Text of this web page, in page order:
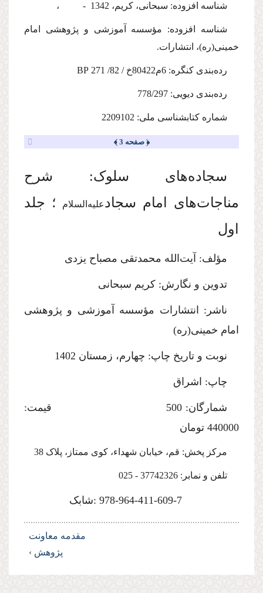
شناسه افزوده: سبحانی، کریم، 1342 - ،
شناسه افزوده: مؤسسه آموزشی و پژوهشی امام
خمینی(ره)، انتشارات.
رده‌بندی کنگره: 6م80422خ / 82/ 271 BP
رده‌بندی دیویی: 778/297
شماره کتابشناسی ملی: 2209102
﴿ صفحه 3 ﴾
سجاده‌های سلوک: شرح
مناجات‌های امام سجادعلیه‌السلام
؛ جلد
اول
مؤلف: آیت‌الله محمدتقی مصباح یزدی
تدوین و نگارش: کریم سبحانی
ناشر: انتشارات مؤسسه آموزشی و پژوهشی
امام خمینی(ره)
نوبت و تاریخ چاپ: چهارم، زمستان 1402
چاپ: اشراق
شمارگان: 500 قیمت:
440000 تومان
مرکز پخش: قم، خیابان شهداء، کوی ممتاز، پلاک 38
تلفن و نمابر: 37742326 - 025
978-964-411-609-7 :شابک
مقدمه معاونت
پژوهش ›